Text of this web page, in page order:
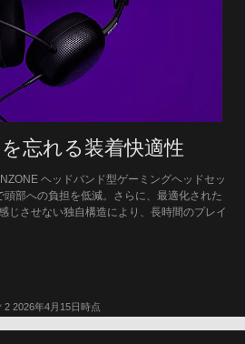
忘れる装着快適性
ヘッドバンド型ゲーミングヘッドセッ
頭部への負担を低減。さらに、最適化された
じさせない独自構造により、長時間のプレイ
2026年4月15日時点